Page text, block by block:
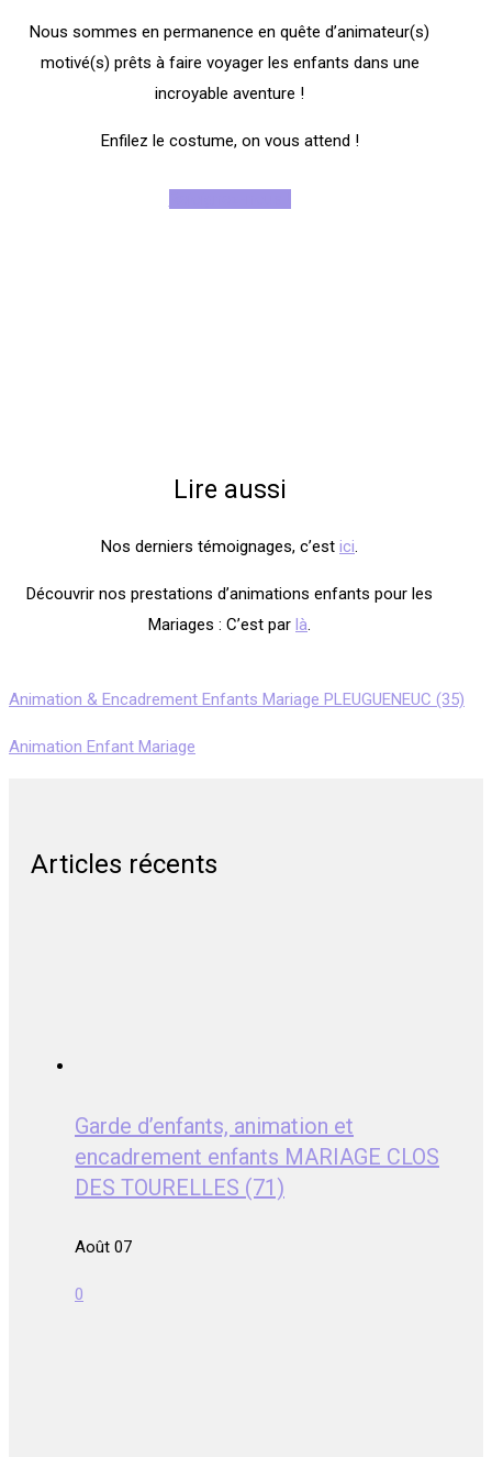
Nous sommes en permanence en quête d’animateur(s)
motivé(s) prêts à faire voyager les enfants dans une
incroyable aventure !
Enfilez le costume, on vous attend !
Lire aussi
Nos derniers témoignages, c’est ici.
Découvrir nos prestations d’animations enfants pour les
Mariages : C’est par là.
Animation & Encadrement Enfants Mariage PLEUGUENEUC (35)
Animation Enfant Mariage
Articles récents
Garde d’enfants, animation et
encadrement enfants MARIAGE CLOS
DES TOURELLES (71)
Août 07
0